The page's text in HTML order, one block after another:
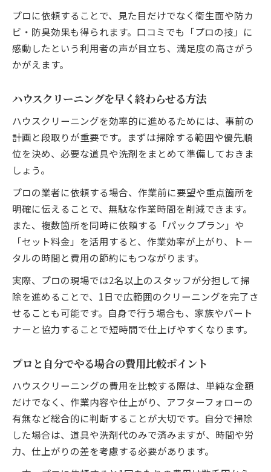
プロに依頼することで、見た目だけでなく衛生面や防カ
ビ・防臭効果も得られます。口コミでも「プロの技」に
感動したという利用者の声が目立ち、満足度の高さがう
かがえます。
ハウスクリーニングを早く終わらせる方法
ハウスクリーニングを効率的に進めるためには、事前の
計画と段取りが重要です。まずは掃除する範囲や優先順
位を決め、必要な道具や洗剤をまとめて準備しておきま
しょう。
プロの業者に依頼する場合、作業前に要望や重点箇所を
明確に伝えることで、無駄な作業時間を削減できます。
また、複数箇所を同時に依頼する「パックプラン」や
「セット料金」を活用すると、作業効率が上がり、トー
タルの時間と費用の節約にもつながります。
実際、プロの現場では2名以上のスタッフが分担して掃
除を進めることで、1日で広範囲のクリーニングを完了さ
せることも可能です。自身で行う場合も、家族やパート
ナーと協力することで短時間で仕上げやすくなります。
プロと自分でやる場合の費用比較ポイント
ハウスクリーニングの費用を比較する際は、単純な金額
だけでなく、作業内容や仕上がり、アフターフォローの
有無など総合的に判断することが大切です。自分で掃除
した場合は、道具や洗剤代のみで済みますが、時間や労
力、仕上がりの差を考慮する必要があります。